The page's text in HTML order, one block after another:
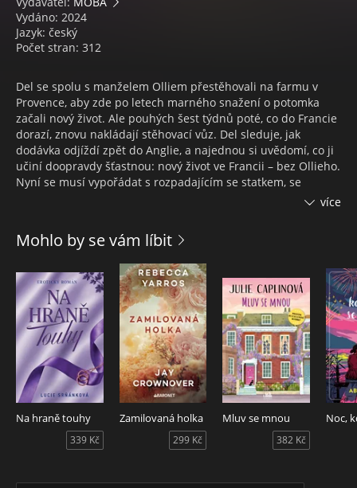
Vydáno: 2024
Jazyk: český
Počet stran: 312
Del se spolu s manželem Olliem přestěhovali na farmu v
Provence, aby zde po letech marného snažení o potomka
začali nový život. Ale pouhých šest týdnů poté, co do Francie
dorazí, znovu nakládají stěhovací vůz. Del sleduje, jak
dodávka odjíždí zpět do Anglie, a najednou si uvědomí, co ji
učiní doopravdy šťastnou: nový život ve Francii – bez Ollieho.
Nyní se musí vypořádat s rozpadajícím se statkem, se
splácením hypotéky a s pouhými několika levandulovými
knihu receptů, a tak začne péct. Dokáže jí její nově nalezená
vášeň pomoct hodit minulost za hlavu a najít skutečné
štěstí?
více
Mohlo by se vám líbit
Na hraně touhy
339 Kč
Zamilovaná holka
299 Kč
Mluv se mnou
382 Kč